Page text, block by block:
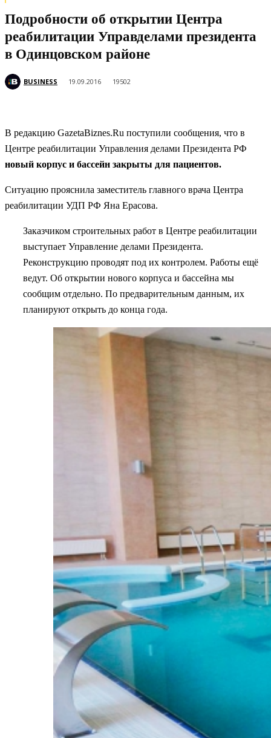
Подробности об открытии Центра
реабилитации Управделами президента
в Одинцовском районе
BUSINESS 19.09.2016 19502
В редакцию GazetaBiznes.Ru поступили сообщения, что в
Центре реабилитации Управления делами Президента РФ
новый корпус и бассейн закрыты для пациентов.
Ситуацию прояснила заместитель главного врача Центра
реабилитации УДП РФ Яна Ерасова.
Заказчиком строительных работ в Центре реабилитации
выступает Управление делами Президента.
Реконструкцию проводят под их контролем. Работы ещё
ведут. Об открытии нового корпуса и бассейна мы
сообщим отдельно. По предварительным данным, их
планируют открыть до конца года.